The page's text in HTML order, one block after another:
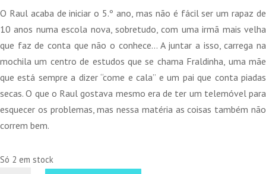
original
era:
13,33 €.
atual
é:
12,00 €.
O Raul acaba de iniciar o 5.º ano, mas não é fácil ser um rapaz de
10 anos numa escola nova, sobretudo, com uma irmã mais velha
que faz de conta que não o conhece… A juntar a isso, carrega na
mochila um centro de estudos que se chama Fraldinha, uma mãe
que está sempre a dizer “come e cala” e um pai que conta piadas
secas. O que o Raul gostava mesmo era de ter um telemóvel para
esquecer os problemas, mas nessa matéria as coisas também não
correm bem.
Só 2 em stock